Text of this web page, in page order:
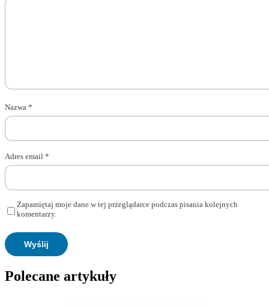
Nazwa *
Adres email *
Zapamiętaj moje dane w tej przeglądarce podczas pisania kolejnych
komentarzy.
Polecane artykuły